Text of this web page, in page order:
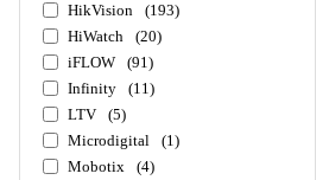
HikVision
(193)
HiWatch
(20)
iFLOW
(91)
Infinity
(11)
LTV
(5)
Microdigital
(1)
Mobotix
(4)